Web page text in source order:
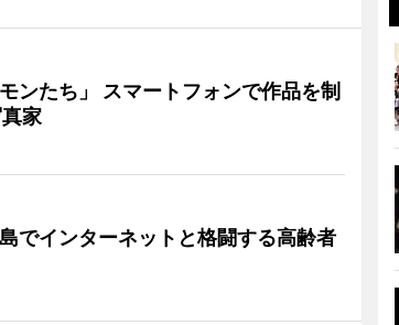
ンたち」 スマートフォンで作品を制
家
でインターネットと格闘する高齢者